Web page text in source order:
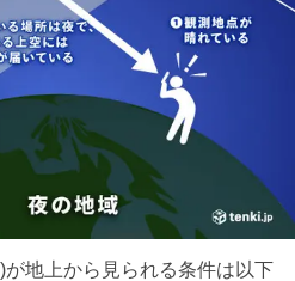
地上から見られる条件は以下